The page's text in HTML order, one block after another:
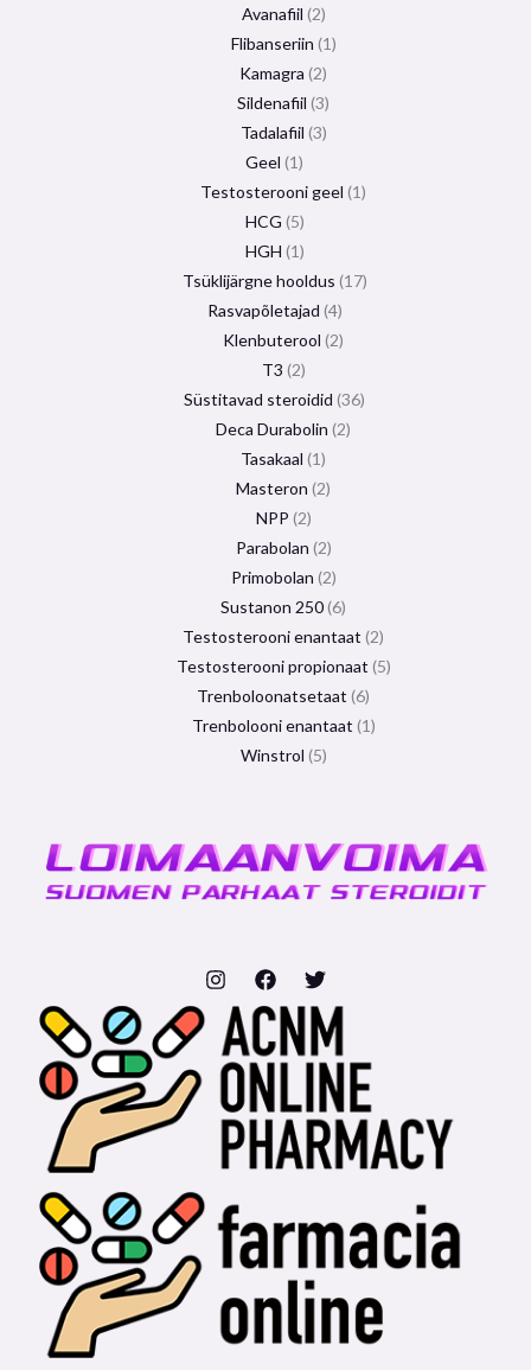
Avanafiil 2
Flibanseriin 1
Kamagra 2
Sildenafiil 3
Tadalafiil 3
Geel 1
Testosterooni geel 1
HCG 5
HGH 1
Tsüklijärgne hooldus 17
Rasvapõletajad 4
Klenbuterool 2
T3 2
Süstitavad steroidid 36
Deca Durabolin 2
Tasakaal 1
Masteron 2
NPP 2
Parabolan 2
Primobolan 2
Sustanon 250 6
Testosterooni enantaat 2
Testosterooni propionaat 5
Trenboloonatsetaat 6
Trenbolooni enantaat 1
Winstrol 5